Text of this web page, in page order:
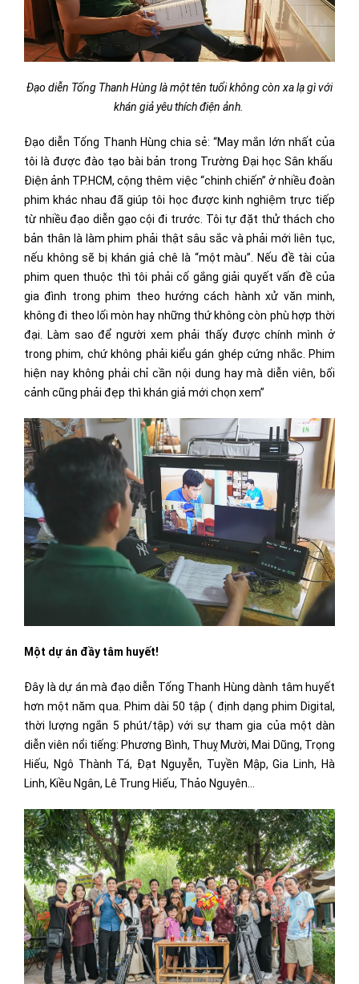
Đạo diễn Tống Thanh Hùng là một tên tuổi không còn xa lạ gì với
khán giả yêu thích điện ảnh.
Đạo diễn Tống Thanh Hùng chia sẻ: “May mắn lớn nhất của
tôi là được đào tạo bài bản trong Trường Đại học Sân khấu
Điện ảnh TP.HCM, cộng thêm việc “chinh chiến” ở nhiều đoàn
phim khác nhau đã giúp tôi học được kinh nghiệm trực tiếp
từ nhiều đạo diễn gạo cội đi trước. Tôi tự đặt thử thách cho
bản thân là làm phim phải thật sâu sắc và phải mới liên tục,
nếu không sẽ bị khán giả chê là “một màu”. Nếu đề tài của
phim quen thuộc thì tôi phải cố gắng giải quyết vấn đề của
gia đình trong phim theo hướng cách hành xử văn minh,
không đi theo lối mòn hay những thứ không còn phù hợp thời
đại. Làm sao để người xem phải thấy được chính mình ở
trong phim, chứ không phải kiểu gán ghép cứng nhắc. Phim
hiện nay không phải chỉ cần nội dung hay mà diễn viên, bối
cảnh cũng phải đẹp thì khán giả mới chọn xem”
Một dự án đầy tâm huyết!
Đây là dự án mà đạo diễn Tống Thanh Hùng dành tâm huyết
hơn một năm qua. Phim dài 50 tập ( định dạng phim Digital,
thời lượng ngắn 5 phút/tập) với sự tham gia của một dàn
diễn viên nổi tiếng: Phương Bình, Thuỵ Mười, Mai Dũng, Trọng
Hiếu, Ngô Thành Tá, Đạt Nguyễn, Tuyền Mập, Gia Linh, Hà
Linh, Kiều Ngân, Lê Trung Hiếu, Thảo Nguyên…